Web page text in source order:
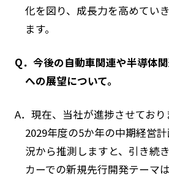
化を図り、成長力を高めてい
ます。
Q．今後の自動車関連や半導体
への展望について。
A．現在、当社が進捗させてお
2029年度の5か年の中期経営
況から推測しますと、引き続
カーでの新規先行開発テーマ